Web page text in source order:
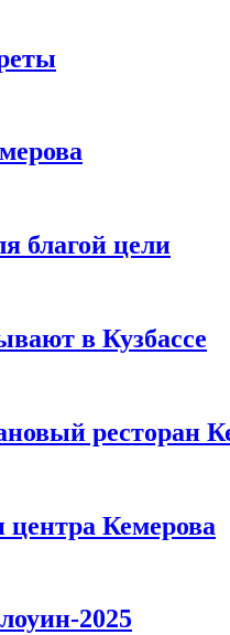
благой цели
в Кузбассе
ресторан
Кемерова
2025